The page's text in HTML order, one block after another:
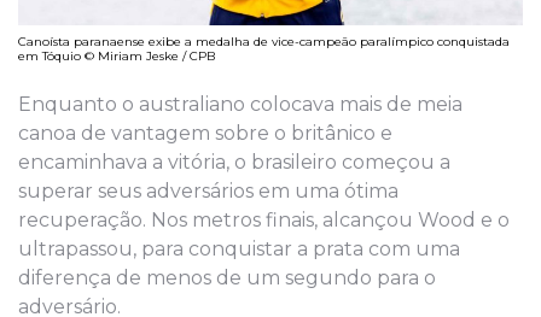
Canoísta paranaense exibe a medalha de vice-campeão paralímpico conquistada
em Tóquio © Miriam Jeske / CPB
Enquanto o australiano colocava mais de meia
canoa de vantagem sobre o britânico e
encaminhava a vitória, o brasileiro começou a
superar seus adversários em uma ótima
recuperação. Nos metros finais, alcançou Wood e o
ultrapassou, para conquistar a prata com uma
diferença de menos de um segundo para o
adversário.